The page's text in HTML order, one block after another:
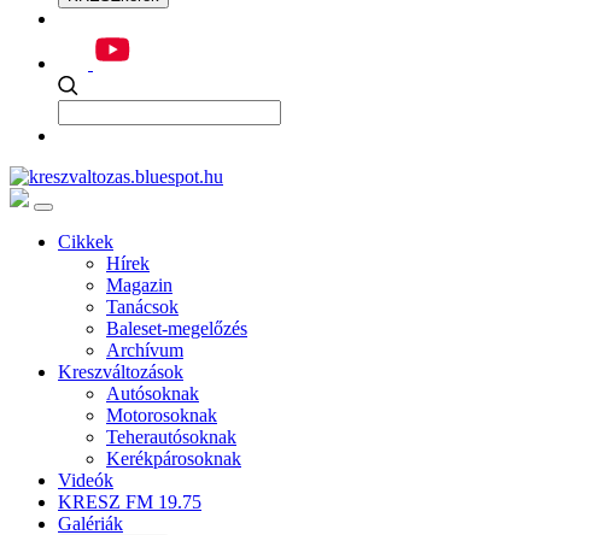
Cikkek
Hírek
Magazin
Tanácsok
Baleset-megelőzés
Archívum
Kreszváltozások
Autósoknak
Motorosoknak
Teherautósoknak
Kerékpárosoknak
Videók
KRESZ FM 19.75
Galériák